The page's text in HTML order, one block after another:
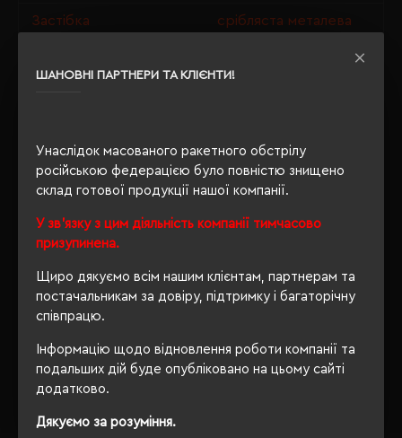
ШАНОВНІ ПАРТНЕРИ ТА КЛІЄНТИ!
Унаслідок масованого ракетного обстрілу
російською федерацією було повністю знищено
склад готової продукції нашої компанії.
У зв'язку з цим діяльність компанії тимчасово
призупинена.
Щиро дякуємо всім нашим клієнтам, партнерам та
постачальникам за довіру, підтримку і багаторічну
співпрацю.
Інформацію щодо відновлення роботи компанії та
подальших дій буде опубліковано на цьому сайті
додатково.
Дякуємо за розуміння.
Застібка срібляста металева
Форма козирка
ОПИС
ВІДГУКИ
РЕКОМЕНДУЄМО